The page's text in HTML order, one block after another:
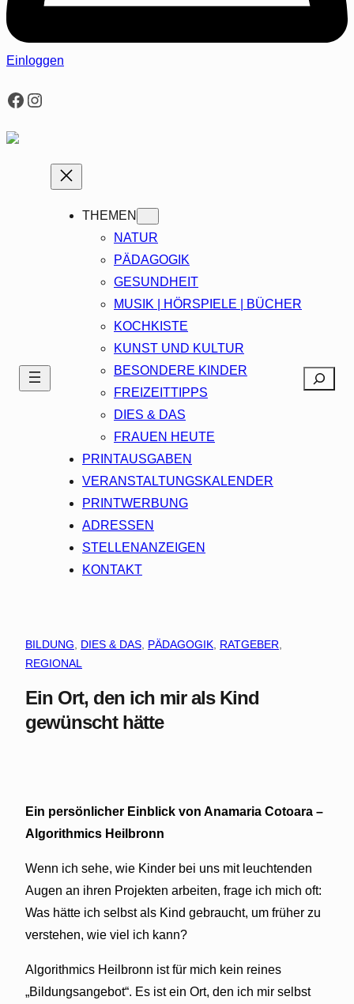
Einloggen
Facebook
Instagram
THEMEN
NATUR
PÄDAGOGIK
GESUNDHEIT
MUSIK | HÖRSPIELE | BÜCHER
KOCHKISTE
KUNST UND KULTUR
BESONDERE KINDER
FREIZEITTIPPS
DIES & DAS
FRAUEN HEUTE
PRINTAUSGABEN
VERANSTALTUNGSKALENDER
PRINTWERBUNG
ADRESSEN
STELLENANZEIGEN
KONTAKT
Search
BILDUNG DIES & DAS PÄDAGOGIK RATGEBER
REGIONAL
Ein Ort, den ich mir als Kind
gewünscht hätte
Ein persönlicher Einblick von Anamaria Cotoara –
Algorithmics Heilbronn
Wenn ich sehe, wie Kinder bei uns mit leuchtenden
Augen an ihren Projekten arbeiten, frage ich mich oft:
Was hätte ich selbst als Kind gebraucht, um früher zu
verstehen, wie viel ich kann?
Algorithmics Heilbronn ist für mich kein reines
„Bildungsangebot“. Es ist ein Ort, den ich mir selbst